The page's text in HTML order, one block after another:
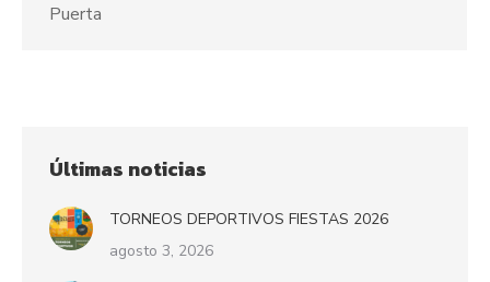
Puerta
Últimas noticias
TORNEOS DEPORTIVOS FIESTAS 2026
agosto 3, 2026